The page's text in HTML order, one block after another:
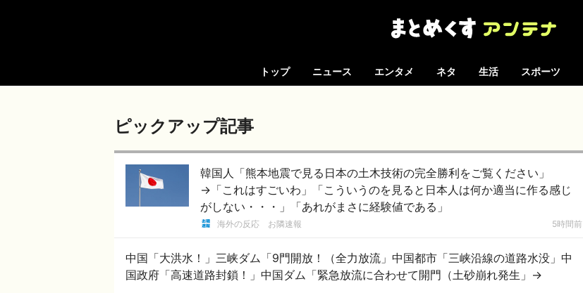
トップ ニュース エンタメ ネタ 生活 スポーツ
ピックアップ記事
韓国人「熊本地震で見る日本の土木技術の完全勝利をご覧ください」
→「これはすごいわ」「こういうのを見ると日本人は何か適当に作る感じ
がしない・・・」「あれがまさに経験値である」
海外の反応 お隣速報 5時間前
中国「大洪水！」三峡ダム「9門開放！（全力放流」中国都市「三峡沿線の道路水没」中
国政府「高速道路封鎖！」中国ダム「緊急放流に合わせて開門（土砂崩れ発生」→